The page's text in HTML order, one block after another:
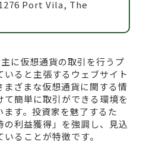
Port Vila, The
に仮想通貨の取引を行うプ
ると主張するウェブサイト
ざまな仮想通貨に関する情
簡単に取引ができる環境を
す。投資家を魅了するた
利益獲得」を強調し、見込
ることが特徴です。